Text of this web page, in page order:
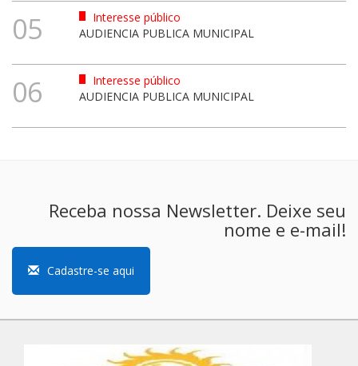
05
Interesse público
AUDIENCIA PUBLICA MUNICIPAL
06
Interesse público
AUDIENCIA PUBLICA MUNICIPAL
Receba nossa Newsletter. Deixe seu
nome e e-mail!
Cadastre-se aqui